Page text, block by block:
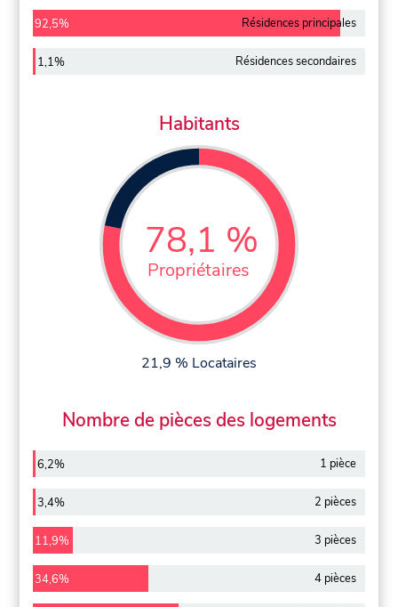
92,5% Résidences principales
1,1% Résidences secondaires
Habitants
78,1 %
Propriétaires
21,9 % Locataires
Nombre de pièces des logements
6,2% 1 pièce
3,4% 2 pièces
11,9% 3 pièces
34,6% 4 pièces